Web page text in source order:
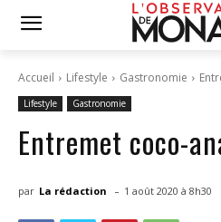
Accueil Lifestyle Gastronomie
Lifestyle Gastronomie
Entremet coco-
par La rédaction - 1 août 2020 à 8h30